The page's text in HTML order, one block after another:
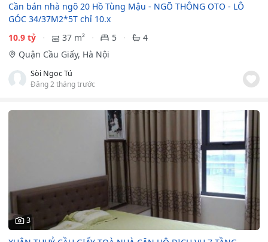
Cần bán nhà ngõ 20 Hồ Tùng Mậu - NGÕ THÔNG OTO - LÔ
GÓC 34/37M2*5T chỉ 10.x
10.9 tỷ
37 m² 5
4
Quận Cầu Giấy, Hà Nội
Sòi Ngọc Tú
Đăng 2 tháng trước
3